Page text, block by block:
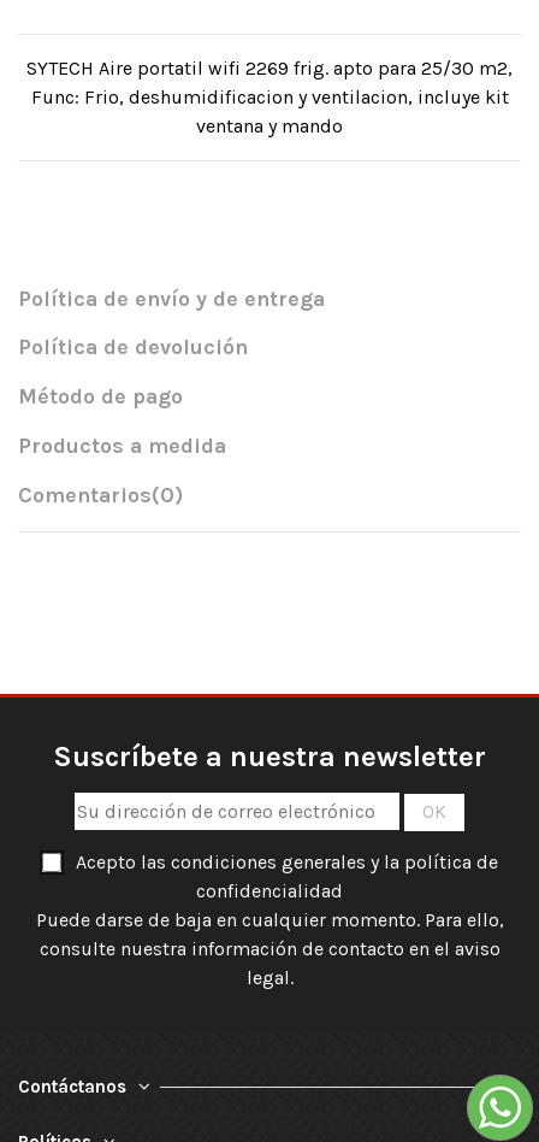
SYTECH Aire portatil wifi 2269 frig. apto para 25/30 m2,
Func: Frio, deshumidificacion y ventilacion, incluye kit
ventana y mando
Política de envío y de entrega
Política de devolución
Método de pago
Productos a medida
Comentarios(0)
Suscríbete a nuestra newsletter
Acepto las condiciones generales y la política de
confidencialidad
Puede darse de baja en cualquier momento. Para ello,
consulte nuestra información de contacto en el aviso
legal.
Contáctanos